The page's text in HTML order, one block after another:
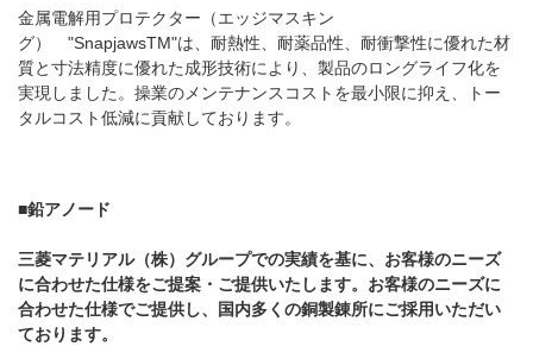
金属電解用プロテクター（エッジマスキン
グ） "SnapjawsTM"は、耐熱性、耐薬品性、耐衝撃性に優れた材
質と寸法精度に優れた成形技術により、製品のロングライフ化を
実現しました。操業のメンテナンスコストを最小限に抑え、トー
タルコスト低減に貢献しております。
■鉛アノード
三菱マテリアル（株）グループでの実績を基に、お客様のニーズ
に合わせた仕様をご提案・ご提供いたします。お客様のニーズに
合わせた仕様でご提供し、国内多くの銅製錬所にご採用いただい
ております。